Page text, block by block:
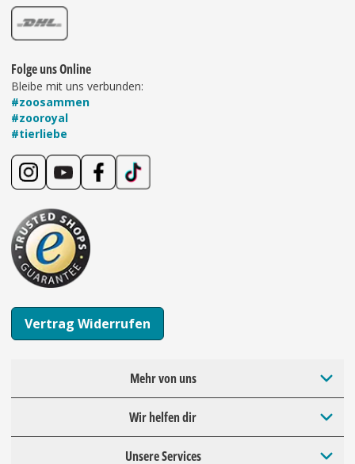
Folge uns Online
Bleibe mit uns verbunden:
#zoosammen
#zooroyal
#tierliebe
Vertrag Widerrufen
Mehr von uns
Wir helfen dir
Unsere Services